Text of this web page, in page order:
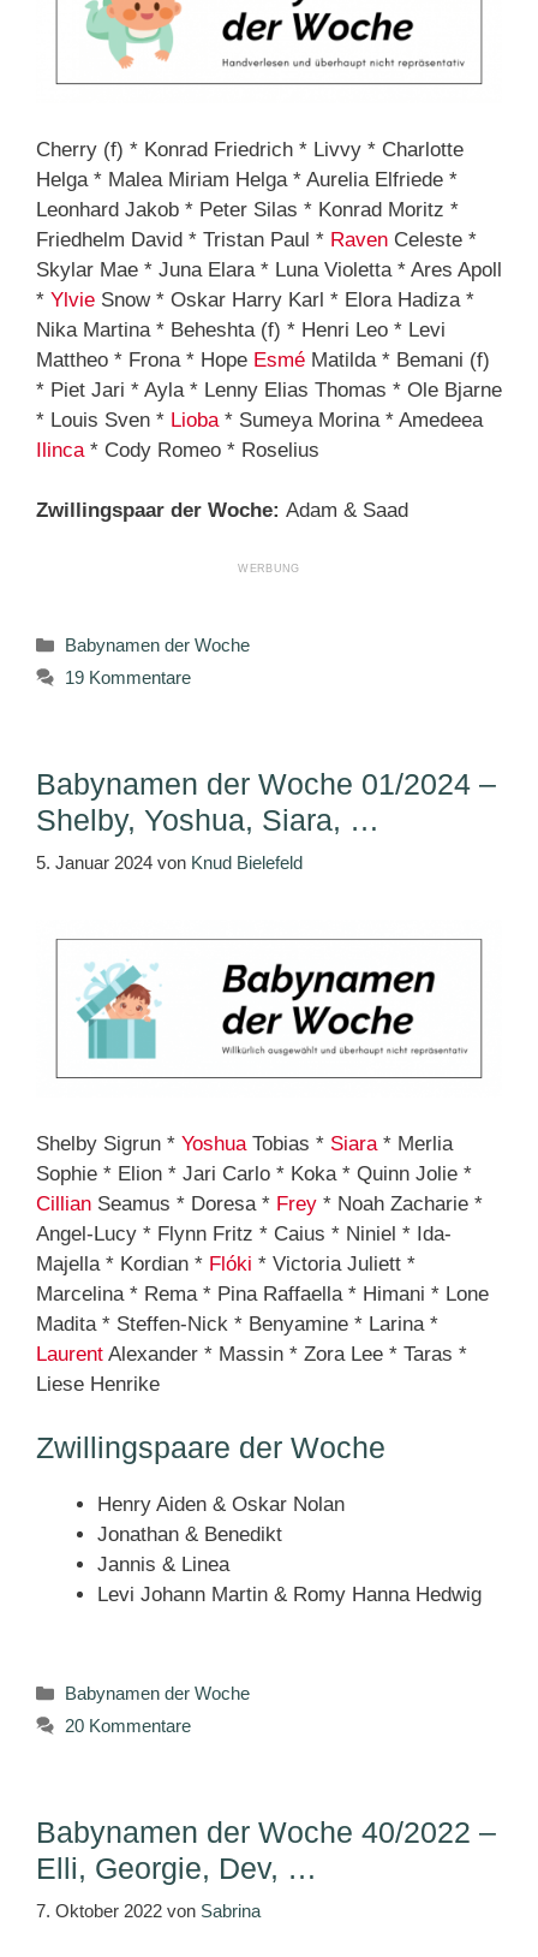
Cherry (f) * Konrad Friedrich * Livvy * Charlotte
Helga * Malea Miriam Helga * Aurelia Elfriede *
Leonhard Jakob * Peter Silas * Konrad Moritz *
Friedhelm David * Tristan Paul * Raven Celeste *
Skylar Mae * Juna Elara * Luna Violetta * Ares Apoll
* Ylvie Snow * Oskar Harry Karl * Elora Hadiza *
Nika Martina * Beheshta (f) * Henri Leo * Levi
Mattheo * Frona * Hope Esmé Matilda * Bemani (f)
* Piet Jari * Ayla * Lenny Elias Thomas * Ole Bjarne
* Louis Sven * Lioba * Sumeya Morina * Amedeea
Ilinca * Cody Romeo * Roselius
Zwillingspaar der Woche: Adam & Saad
Kategorien
Babynamen der Woche
19 Kommentare
Babynamen der Woche 01/2024 –
Shelby, Yoshua, Siara, …
5. Januar 2024 von Knud Bielefeld
Shelby Sigrun * Yoshua Tobias * Siara * Merlia
Sophie * Elion * Jari Carlo * Koka * Quinn Jolie *
Cillian Seamus * Doresa * Frey * Noah Zacharie *
Angel-Lucy * Flynn Fritz * Caius * Niniel * Ida-
Majella * Kordian * Flóki * Victoria Juliett *
Marcelina * Rema * Pina Raffaella * Himani * Lone
Madita * Steffen-Nick * Benyamine * Larina *
Laurent Alexander * Massin * Zora Lee * Taras *
Liese Henrike
Zwillingspaare der Woche
Henry Aiden & Oskar Nolan
Jonathan & Benedikt
Jannis & Linea
Levi Johann Martin & Romy Hanna Hedwig
Kategorien
Babynamen der Woche
20 Kommentare
Babynamen der Woche 40/2022 –
Elli, Georgie, Dev, …
7. Oktober 2022 von Sabrina